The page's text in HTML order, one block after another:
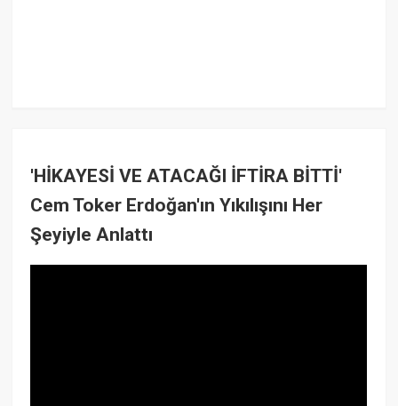
'HİKAYESİ VE ATACAĞI İFTİRA BİTTİ'
Cem Toker Erdoğan'ın Yıkılışını Her
Şeyiyle Anlattı